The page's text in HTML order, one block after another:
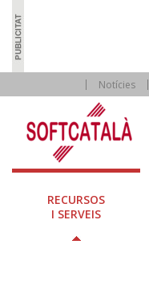
Notícies
RECURSOS
I SERVEIS